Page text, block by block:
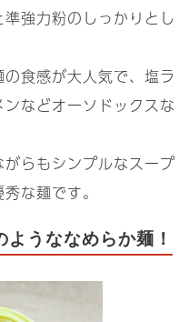
強力粉のしっかりとし
食感が大人気で、塩ラ
などオーソドックスな
らもシンプルなスープ
な麺です。
うななめらか麺！